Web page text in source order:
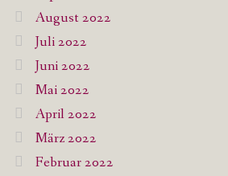
August 2022
Juli 2022
Juni 2022
Mai 2022
April 2022
März 2022
Februar 2022